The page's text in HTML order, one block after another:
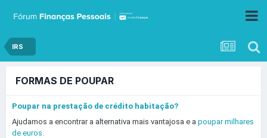
IRS
FORMAS DE POUPAR
Poupar na prestação de crédito habitação?
Ajudamos a encontrar a alternativa mais vantajosa e a poupar milhares
de euros.